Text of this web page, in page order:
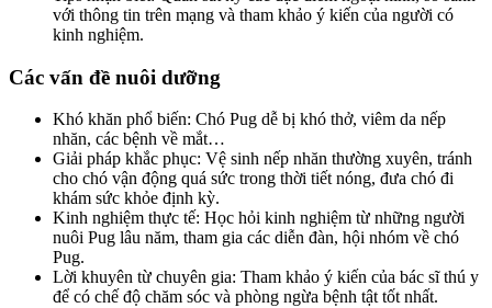
với thông tin trên mạng và tham khảo ý kiến của người có
kinh nghiệm.
Các vấn đề nuôi dưỡng
Khó khăn phổ biến: Chó Pug dễ bị khó thở, viêm da nếp
nhăn, các bệnh về mắt…
Giải pháp khắc phục: Vệ sinh nếp nhăn thường xuyên, tránh
cho chó vận động quá sức trong thời tiết nóng, đưa chó đi
khám sức khỏe định kỳ.
Kinh nghiệm thực tế: Học hỏi kinh nghiệm từ những người
nuôi Pug lâu năm, tham gia các diễn đàn, hội nhóm về chó
Pug.
Lời khuyên từ chuyên gia: Tham khảo ý kiến của bác sĩ thú y
để có chế độ chăm sóc và phòng ngừa bệnh tật tốt nhất.